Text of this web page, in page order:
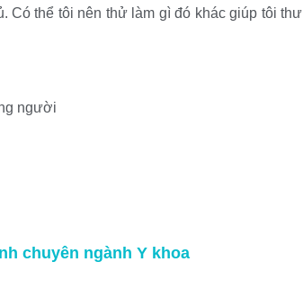
Có thể tôi nên thử làm gì đó khác giúp tôi thư
người
chuyên ngành Y khoa